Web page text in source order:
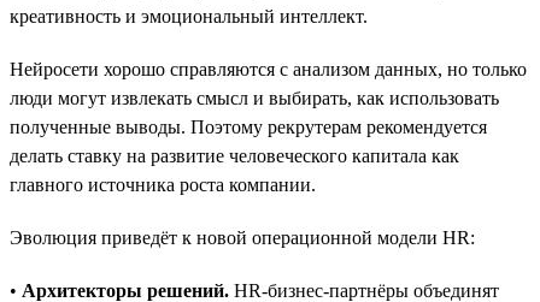
креативность и эмоциональный интеллект.
Нейросети хорошо справляются с анализом данных, но только
люди могут извлекать смысл и выбирать, как использовать
полученные выводы. Поэтому рекрутерам рекомендуется
делать ставку на развитие человеческого капитала как
главного источника роста компании.
Эволюция приведёт к новой операционной модели HR:
• Архитекторы решений. HR-бизнес-партнёры объединят